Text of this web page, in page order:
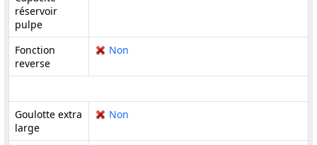
réservoir
pulpe
Fonction
reverse
Non
Goulotte extra
large
Non